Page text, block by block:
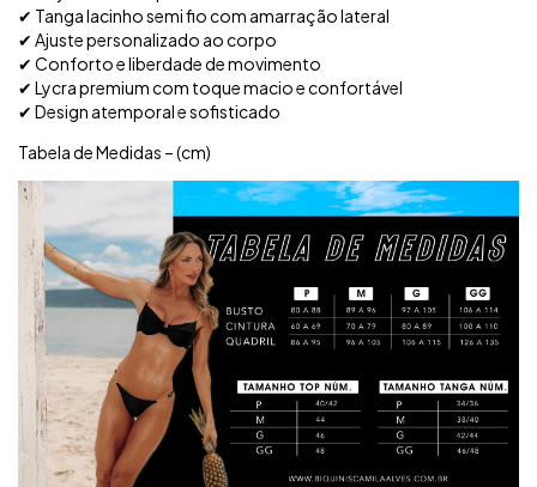
✔ Tanga lacinho semi fio com amarração lateral
✔ Ajuste personalizado ao corpo
✔ Conforto e liberdade de movimento
✔ Lycra premium com toque macio e confortável
✔ Design atemporal e sofisticado
Tabela de Medidas – (cm)